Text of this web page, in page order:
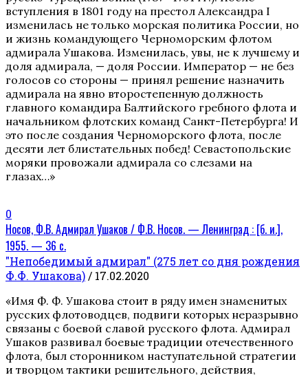
вступления в 1801 году на престол Александра I
изменилась не только морская политика России, но
и жизнь командующего Черноморским флотом
адмирала Ушакова. Изменилась, увы, не к лучшему и
доля адмирала, — доля России. Император — не без
голосов со стороны — принял решение назначить
адмирала на явно второстепенную должность
главного командира Балтийского гребного флота и
начальником флотских команд Санкт-Петербурга! И
это после создания Черноморского флота, после
десяти лет блистательных побед! Севастопольские
моряки провожали адмирала со слезами на
глазах…»
0
Носов, Ф.В. Адмирал Ушаков / Ф.В. Носов. — Ленинград : [б. и.],
1955. — 36 с.
"Непобедимый адмирал" (275 лет со дня рождения
Ф.Ф. Ушакова)/ 17.02.2020
«Имя Ф. Ф. Ушакова стоит в ряду имен знаменитых
русских флотоводцев, подвиги которых неразрывно
связаны с боевой славой русского флота. Адмирал
Ушаков развивал боевые традиции отечественного
флота, был сторонником наступательной стратегии
и творцом тактики решительного, действия,